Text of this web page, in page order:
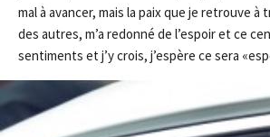
mal à avancer, mais la paix que je retrouve à
des autres, m’a redonné de l’espoir et ce
sentiments et j’y crois, j’espère ce sera